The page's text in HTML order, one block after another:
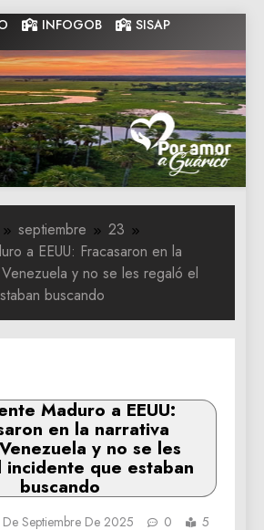
INFOGOB SISAP
Gobernacion
de Guarico
Gobernacion de Guarico
septiembre
23
a EEUU: Fracasaron en la
y no se les regaló el
buscando
Maduro a EEUU:
en la narrativa
y no se les
que estaban
buscando
Septiembre De 2025 0
5